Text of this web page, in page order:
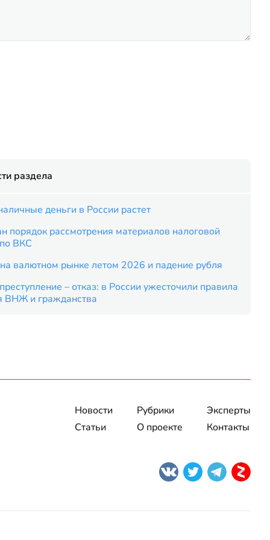
раздела
деньги в России растет
порядок рассмотрения материалов налоговой
ВКС
валютном рынке летом 2026 и падение рубля
– отказ: в России ужесточили правила
ВНЖ и гражданства
Новости
Статьи
Рубрики
О проекте
Эксперты
Контакты